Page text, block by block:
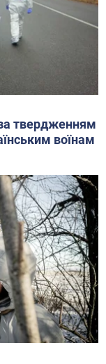
за твердженням
воїнам